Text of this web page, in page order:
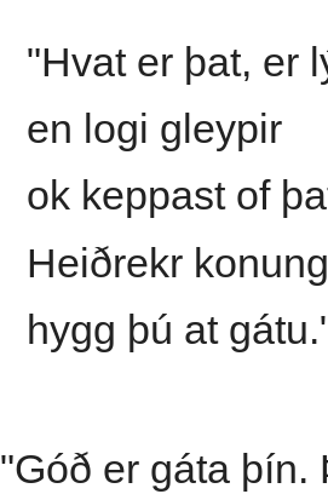
"Hvat er þat, er
en logi gleypir
ok keppast of
Heiðrekr
hygg þú at
"Góð er gáta þín.